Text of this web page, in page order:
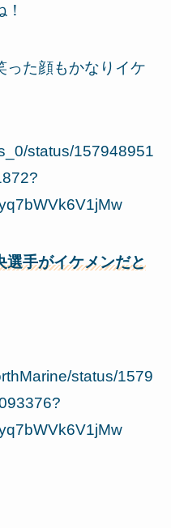
った顔もかなりイケ
status/157948951
選手がイケメンだと
status/1579